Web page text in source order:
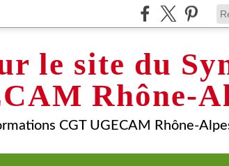
le site du
Rhône-
CGT UGECAM Rhône-